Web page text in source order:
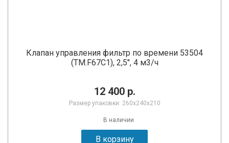
Клапан управления фильтр по времени 53504
(TM.F67C1), 2,5", 4 м3/ч
12 400 р.
Размер упаковки: 260х240х210
В наличии
В корзину